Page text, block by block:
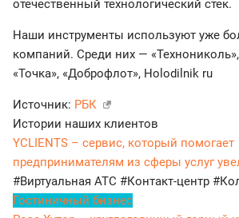
отечественный технологический стек.
Наши инструменты используют уже
компаний. Среди них —
«Точка», «Доброфлот», Holodilnik ru
Источник: РБК
Истории наших клиентов
YCLIENTS – сервис, который помогает
предпринимателям из сферы услуг
#Виртуальная АТС #Контакт-центр
Гостиничный бизнес